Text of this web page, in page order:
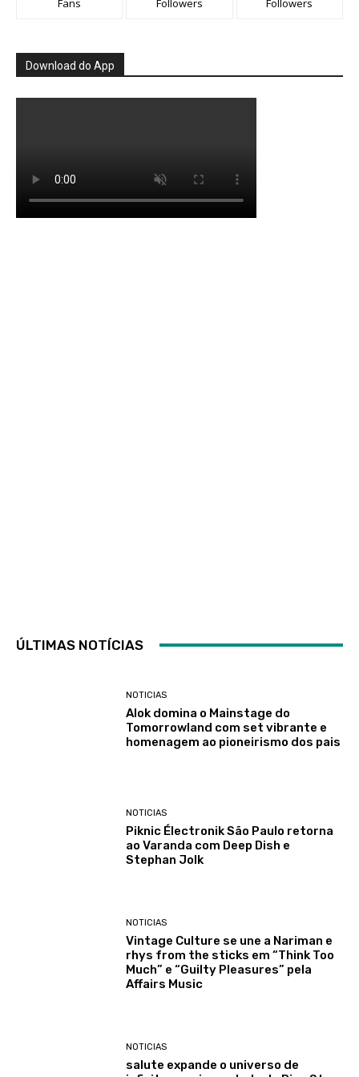
Download do App
ÚLTIMAS NOTÍCIAS
NOTICIAS
Alok domina o Mainstage do
Tomorrowland com set vibrante e
homenagem ao pioneirismo dos pais
NOTICIAS
Piknic Électronik São Paulo retorna
ao Varanda com Deep Dish e
Stephan Jolk
NOTICIAS
Vintage Culture se une a Nariman e
rhys from the sticks em “Think Too
Much” e “Guilty Pleasures” pela
Affairs Music
NOTICIAS
salute expande o universo de